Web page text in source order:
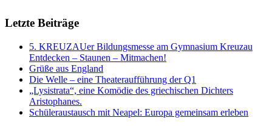
Letzte Beiträge
5. KREUZAUer Bildungsmesse am Gymnasium Kreuzau
Entdecken – Staunen – Mitmachen!
Grüße aus England
Die Welle – eine Theateraufführung der Q1
„Lysistrata“, eine Komödie des griechischen Dichters
Aristophanes.
Schüleraustausch mit Neapel: Europa gemeinsam erleben